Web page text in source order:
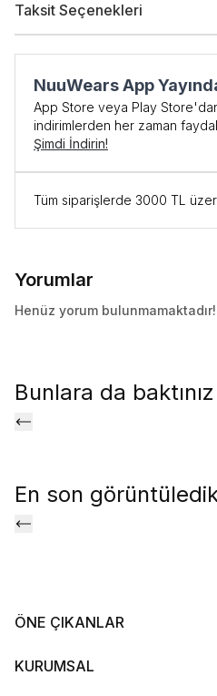
Taksit Seçenekleri
NuuWears App
App Store veya Play
indirimlerden her zaman
Şimdi İndirin!
Tüm siparişlerde 3000 TL
Yorumlar
Henüz yorum bulunmamaktadır!
Bunlara da baktınız
En son
ÖNE ÇIKANLAR
KURUMSAL